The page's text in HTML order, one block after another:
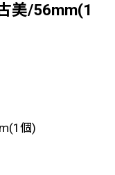
美/56mm(1
個)